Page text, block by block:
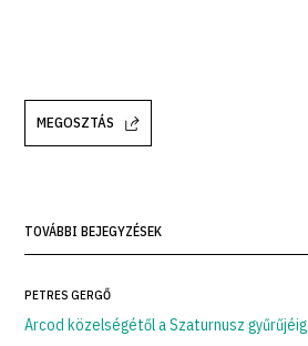
MEGOSZTÁS
TOVÁBBI BEJEGYZÉSEK
PETRES GERGŐ
Arcod közelségétől a Szaturnusz gyűrűjéig